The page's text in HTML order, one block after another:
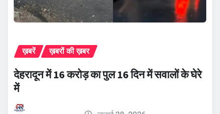
ख़बरें ख़बरों की ख़बर
देहरादून में 16 करोड़ का पुल 16 दिन में सवालों के घेरे
में